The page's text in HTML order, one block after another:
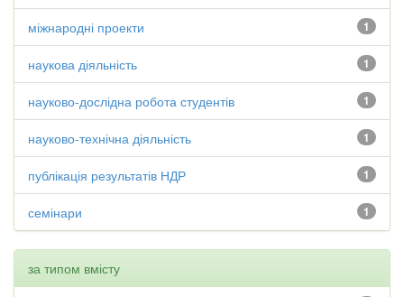
1
міжнародні проекти
1
наукова діяльність
1
науково-дослідна робота студентів
1
науково-технічна діяльність
1
публікація результатів НДР
1
семінари
за типом вмісту